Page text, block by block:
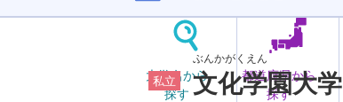
大学名から
探す
都道府県から
探す
私立
ぶんかがくえん
文化学園大学